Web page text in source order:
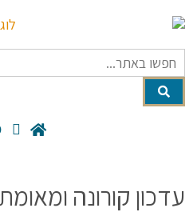
ומאומתים – 11.1.2022